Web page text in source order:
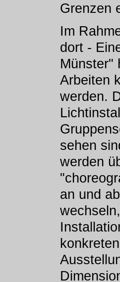
Grenzen
Im
dort -
Münster"
Arbeiten
werden.
sehen
werden
an und